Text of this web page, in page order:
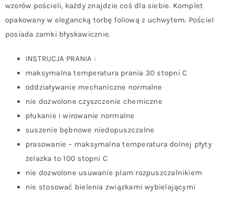
wzorów pościeli, każdy znajdzie coś dla siebie. Komplet
opakowany w elegancką torbę foliową z uchwytem. Pościel
posiada zamki błyskawicznie.
INSTRUCJA PRANIA :
maksymalna temperatura prania 30 stopni C
oddziaływanie mechaniczne normalne
nie dozwolone czyszczenie chemiczne
płukanie i wirowanie normalne
suszenie bębnowe niedopuszczalne
prasowanie – maksymalna temperatura dolnej płyty
żelazka to 100 stopni C
nie dozwolone usuwanie plam rozpuszczalnikiem
nie stosować bielenia związkami wybielającymi